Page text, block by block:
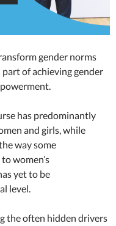
gender norms
part of achieving gender
has predominantly
and girls, while
way some
women’s
yet to be
level.
the often hidden drivers